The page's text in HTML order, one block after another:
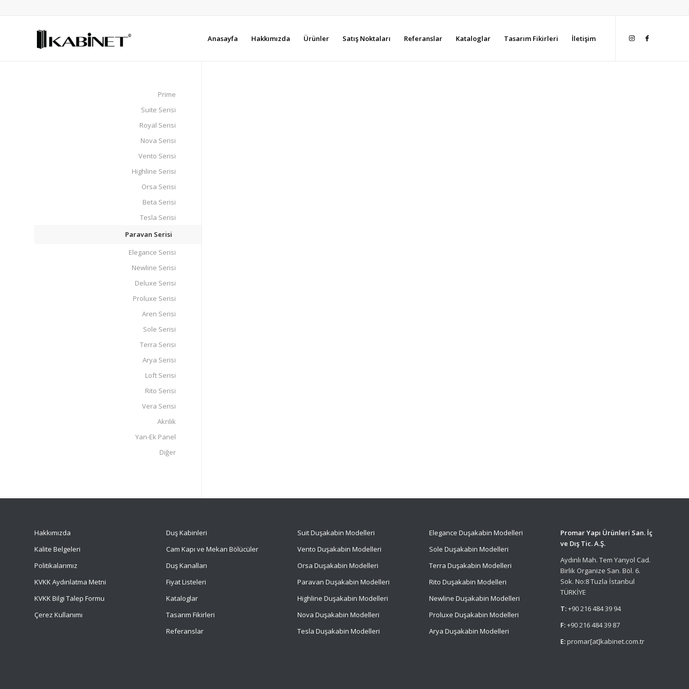
Anasayfa Hakkımızda Ürünler Satış Noktaları Referanslar Kataloglar Tasarım Fikirleri İletişim
Prime
Suite Serisi
Royal Serisi
Nova Serisi
Vento Serisi
Highline Serisi
Orsa Serisi
Beta Serisi
Tesla Serisi
Paravan Serisi
Elegance Serisi
Newline Serisi
Deluxe Serisi
Proluxe Serisi
Aren Serisi
Sole Serisi
Terra Serisi
Arya Serisi
Loft Serisi
Rito Serisi
Vera Serisi
Akrilik
Yan-Ek Panel
Diğer
Hakkımızda
Kalite Belgeleri
Politikalarımız
KVKK Aydınlatma Metni
KVKK Bilgi Talep Formu
Çerez Kullanımı
Duş Kabinleri
Cam Kapı ve Mekan Bölücüler
Duş Kanalları
Fiyat Listeleri
Kataloglar
Tasarım Fikirleri
Referanslar
SuitDuşakabin Modelleri
Vento Duşakabin Modelleri
Orsa Duşakabin Modelleri
Paravan Duşakabin Modelleri
Highline Duşakabin Modelleri
Nova Duşakabin Modelleri
Tesla Duşakabin Modelleri
Elegance Duşakabin Modelleri
Sole Duşakabin Modelleri
Terra Duşakabin Modelleri
Rito Duşakabin Modelleri
Newline Duşakabin Modelleri
Proluxe Duşakabin Modelleri
Arya Duşakabin Modelleri
Promar Yapı Ürünleri San. İç
ve Dış Tic. A.Ş.
Aydınlı Mah. Tem Yanyol Cad.
Birlik Organize San. Böl. 6.
Sok. No:8 Tuzla İstanbul
TÜRKİYE
T:+90 216 484 39 94
F:+90 216 484 39 87
E:promar[at]kabinet.com.tr